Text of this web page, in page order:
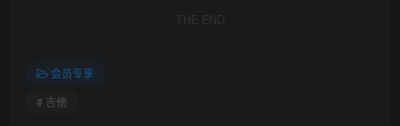
THE END
会员专享
# 吉他